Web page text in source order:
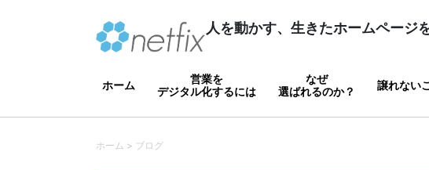
人を動かす、生きたホームページを
ホーム
営業を
デジタル化するには
なぜ
選ばれるのか？
譲れない
ホーム > ブログ